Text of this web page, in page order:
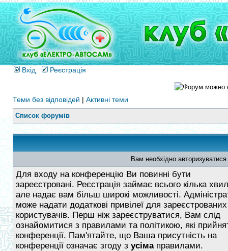
Вхід Реєстрація
Теми без відповідей | Активні теми
Список форумів
Вам необхідно
Для входу на конференцію Ви повинні бути
зареєстровані. Реєстрація займає всього кілька
але надає вам більш широкі можливості.
може надати додаткові привілеї для зареєстрованих
користувачів. Перш ніж зареєструватися, Вам слід
ознайомитися з правилами та політикою, які
конференції. Пам'ятайте, що Ваша присутність на
конференції означає згоду з усімаправилами.